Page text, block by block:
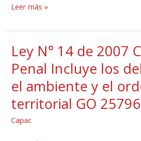
agua
delitos
de
Chiriquí
Bocas
del
Toro
Leer más »
Ley N° 14 de 2007
Penal Incluye los
el ambiente y el
territorial GO 25796
Capac
Ley
N°
14
de
2007
Código